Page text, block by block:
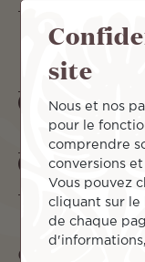
Sydney à bord
Valentin
Dîner 3 plats
la tour Sydney
Forfait internet
Ce qui vous
site
Nous et nos
pour le
comprendre
conversions
Vous pouvez
cliquant sur le
de chaque